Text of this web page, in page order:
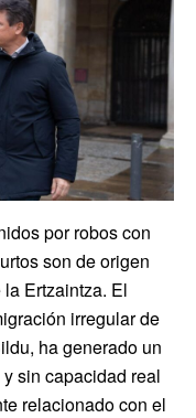
por robos con
son de origen
Ertzaintza. El
irregular de
ha generado un
sin capacidad real
relacionado con el